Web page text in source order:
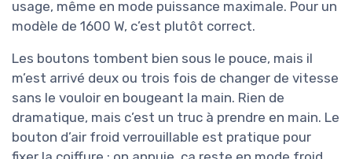
usage, même en mode puissance maximale. Pour un
modèle de 1600 W, c’est plutôt correct.
Les boutons tombent bien sous le pouce, mais il
m’est arrivé deux ou trois fois de changer de vitesse
sans le vouloir en bougeant la main. Rien de
dramatique, mais c’est un truc à prendre en main. Le
bouton d’air froid verrouillable est pratique pour